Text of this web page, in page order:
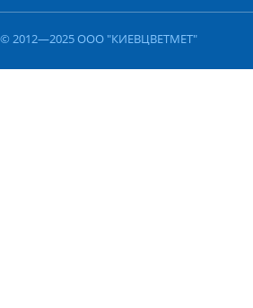
© 2012—2025 ООО "КИЕВЦВЕТМЕТ"